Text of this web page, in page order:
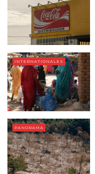
INTERNATIONALES
PANORAMA